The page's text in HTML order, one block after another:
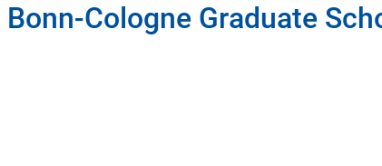
Cologne Graduate